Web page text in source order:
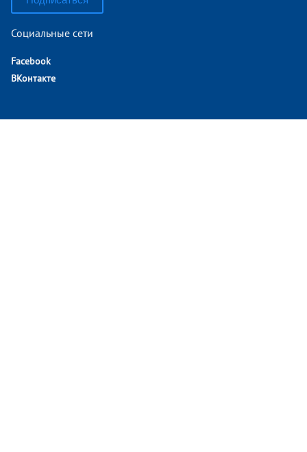
Социальные сети
Facebook
ВКонтакте